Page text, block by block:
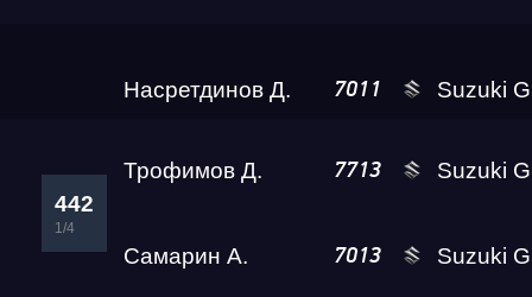
Насретдинов Д.
7011 Suzuki GSX-
442
1/4
Трофимов Д. 7713 Suzuki GSX-
Самарин А. 7013 Suzuki GSX-